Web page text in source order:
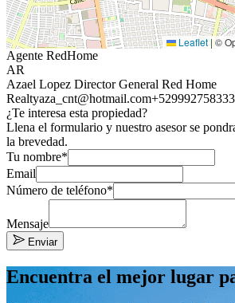
Leaflet|©
Agente RedHome
AR
Azael Lopez Director General Red Home
Realtyaza_cnt@hotmail.com+529992758333
¿Te interesa esta propiedad?
Llena el formulario y nuestro asesor se
la brevedad.
Tu nombre*
Email
Número de teléfono*
Mensaje
Enviar
Encuentra el mejor lugar